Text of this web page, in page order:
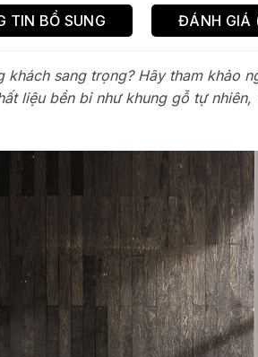
TIN BỔ SUNG ĐÁNH GIÁ
sang trọng? Hãy tham khảo
liệu bền bỉ như khung gỗ tự